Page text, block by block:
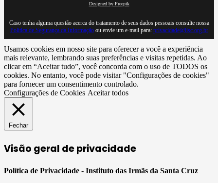
Designed by Freepik
Caso tenha alguma questão acerca do tratamento de seus dados pessoais consulte nossa
Política de Segurança da Informaçãoou envie um e-mail para: privacidade@iisc.org.br
Usamos cookies em nosso site para oferecer a você a experiência
mais relevante, lembrando suas preferências e visitas repetidas. Ao
clicar em “Aceitar tudo”, você concorda com o uso de TODOS os
cookies. No entanto, você pode visitar "Configurações de cookies"
para fornecer um consentimento controlado.
Configurações de Cookies Aceitar todos
Fechar
Visão geral de privacidade
Política de Privacidade - Instituto das Irmãs da Santa Cruz